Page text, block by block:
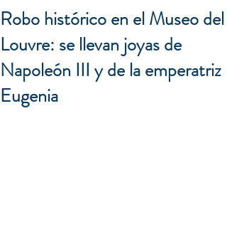
Robo histórico en el Museo del
Louvre: se llevan joyas de
Napoleón III y de la emperatriz
Eugenia